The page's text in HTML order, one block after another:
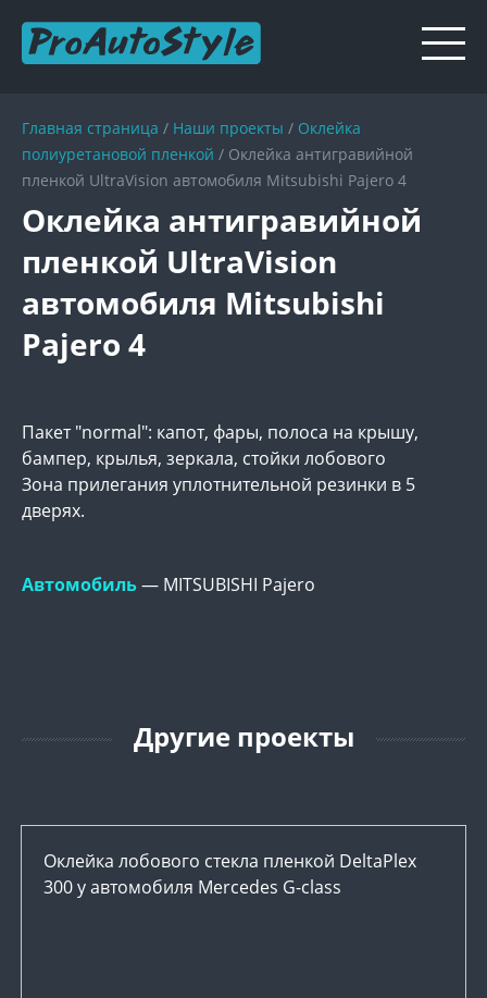
Главная страница / Наши проекты / Оклейка
полиуретановой пленкой / Оклейка антигравийной
пленкой UltraVision автомобиля Mitsubishi Pajero 4
Оклейка антигравийной
пленкой UltraVision
автомобиля Mitsubishi
Pajero 4
Пакет "normal": капот, фары, полоса на крышу,
бампер, крылья, зеркала, стойки лобового
Зона прилегания уплотнительной резинки в 5
дверях.
Автомобиль— MITSUBISHI Pajero
Другие проекты
Оклейка лобового стекла пленкой DeltaPlex
300 у автомобиля Mercedes G-class